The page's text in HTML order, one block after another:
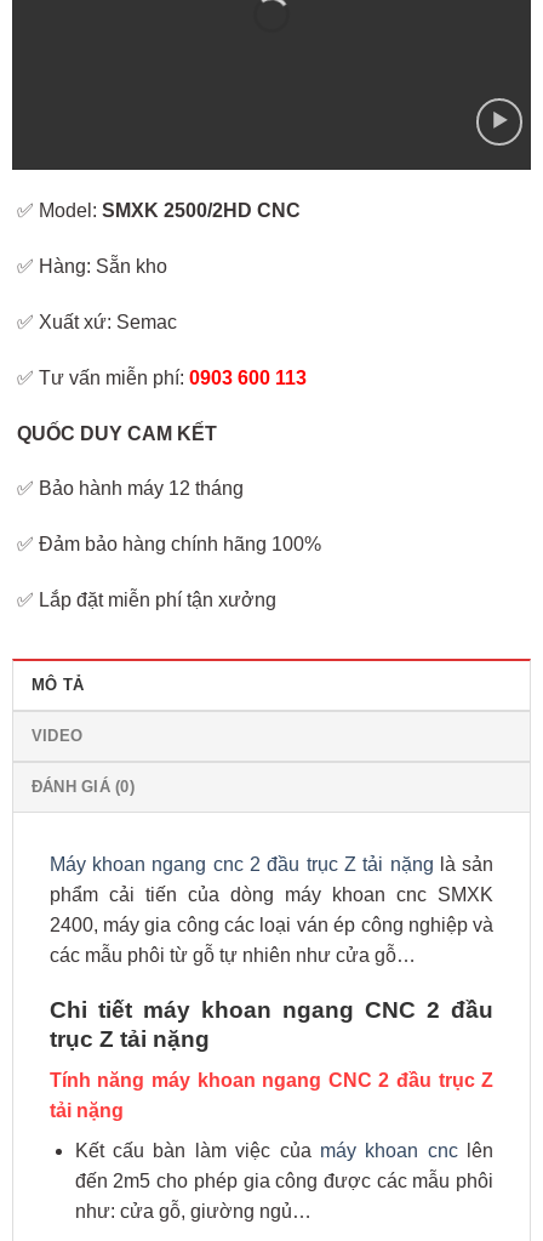
✅ Model:SMXK 2500/2HD CNC
✅ Hàng: Sẵn kho
✅ Xuất xứ: Semac
✅ Tư vấn miễn phí:0903 600 113
QUỐC DUY CAM KẾT
✅ Bảo hành máy 12 tháng
✅ Đảm bảo hàng chính hãng 100%
✅ Lắp đặt miễn phí tận xưởng
MÔ TẢ
VIDEO
ĐÁNH GIÁ (0)
Máy khoan ngang cnc 2 đầu trục Z tải nặng là sản
phẩm cải tiến của dòng máy khoan cnc SMXK
2400, máy gia công các loại ván ép công nghiệp và
các mẫu phôi từ gỗ tự nhiên như cửa gỗ…
Chi tiết máy khoan ngang CNC 2 đầu
trục Z tải nặng
Tính năng máy khoan ngang CNC 2 đầu trục Z
tải nặng
Kết cấu bàn làm việc của máy khoan cnclên
đến 2m5 cho phép gia công được các mẫu phôi
như: cửa gỗ, giường ngủ…